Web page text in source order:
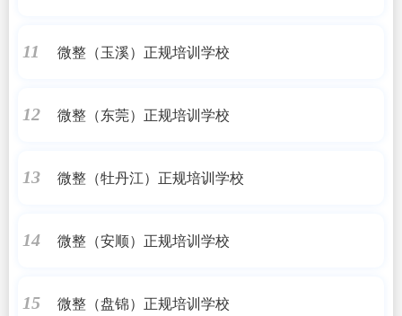
11 微整（玉溪）正规培训学校
12 微整（东莞）正规培训学校
13 微整（牡丹江）正规培训学校
14 微整（安顺）正规培训学校
15 微整（盘锦）正规培训学校